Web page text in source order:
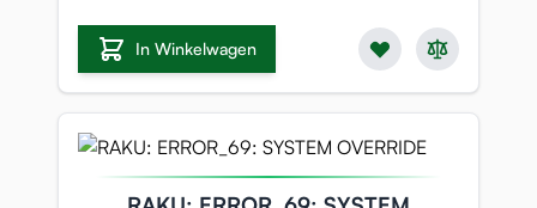
In Winkelwagen